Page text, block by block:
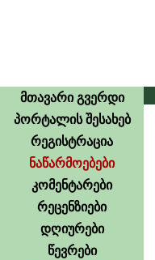
მთავარი გვერდი
პორტალის შესახებ
რეგისტრაცია
ნაწარმოებები
კომენტარები
რეცენზიები
დღიურები
წევრები